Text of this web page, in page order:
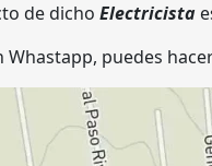
de dicho Electricista
Whastapp, puedes